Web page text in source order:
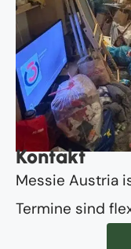
Kontakt
Messie Austria
Termine sind